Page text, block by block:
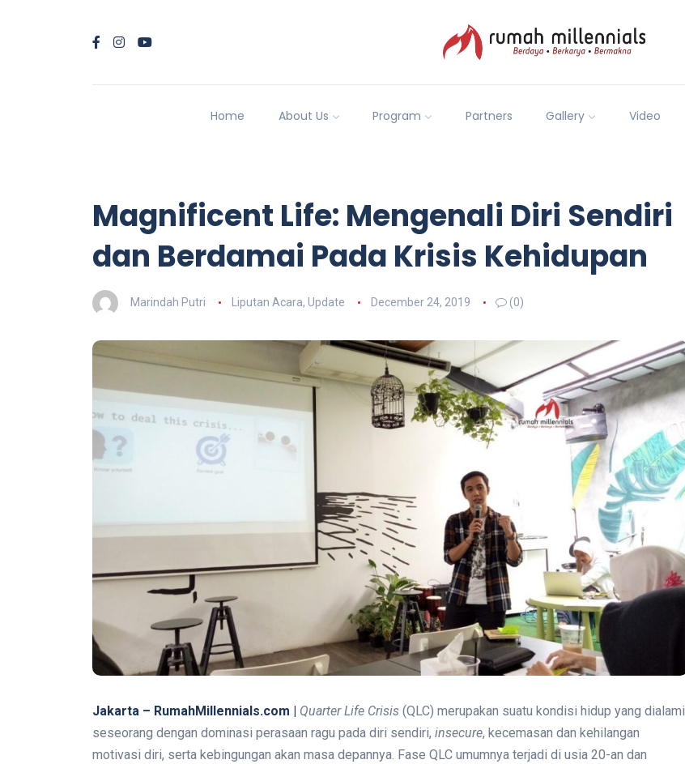
Home About Us Program Partners Gallery Video
Magnificent Life: Mengenali Diri Sendiri
dan Berdamai Pada Krisis Kehidupan
Marindah Putri Liputan Acara, Update December 24, 2019 (0)
Jakarta – RumahMillennials.com | Quarter Life Crisis (QLC) merupakan suatu kondisi hidup yang dialami
seseorang dengan dominasi perasaan ragu pada diri sendiri, insecure, kecemasan dan kehilangan
motivasi diri, serta kebingungan akan masa depannya. Fase QLC umumnya terjadi di usia 20-an dan